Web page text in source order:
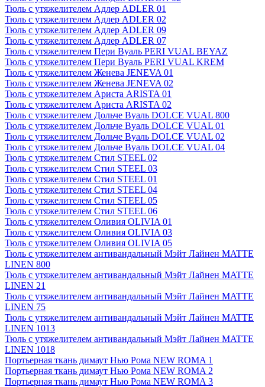
Тюль с утяжелителем Адлер ADLER 01
Тюль с утяжелителем Адлер ADLER 02
Тюль с утяжелителем Адлер ADLER 09
Тюль с утяжелителем Адлер ADLER 07
Тюль с утяжелителем Пери Вуаль PERI VUAL BEYAZ
Тюль с утяжелителем Пери Вуаль PERI VUAL KREM
Тюль с утяжелителем Женева JENEVA 01
Тюль с утяжелителем Женева JENEVA 02
Тюль с утяжелителем Ариста ARISTA 01
Тюль с утяжелителем Ариста ARISTA 02
Тюль с утяжелителем Дольче Вуаль DOLCE VUAL 800
Тюль с утяжелителем Дольче Вуаль DOLCE VUAL 01
Тюль с утяжелителем Дольче Вуаль DOLCE VUAL 02
Тюль с утяжелителем Дольче Вуаль DOLCE VUAL 04
Тюль с утяжелителем Стил STEEL 02
Тюль с утяжелителем Стил STEEL 03
Тюль с утяжелителем Стил STEEL 01
Тюль с утяжелителем Стил STEEL 04
Тюль с утяжелителем Стил STEEL 05
Тюль с утяжелителем Стил STEEL 06
Тюль с утяжелителем Оливия OLIVIA 01
Тюль с утяжелителем Оливия OLIVIA 03
Тюль с утяжелителем Оливия OLIVIA 05
Тюль с утяжелителем антивандальный Мэйт Лайнен MATTE
LINEN 800
Тюль с утяжелителем антивандальный Мэйт Лайнен MATTE
LINEN 21
Тюль с утяжелителем антивандальный Мэйт Лайнен MATTE
LINEN 75
Тюль с утяжелителем антивандальный Мэйт Лайнен MATTE
LINEN 1013
Тюль с утяжелителем антивандальный Мэйт Лайнен MATTE
LINEN 1018
Портьерная ткань димаут Нью Рома NEW ROMA 1
Портьерная ткань димаут Нью Рома NEW ROMA 2
Портьерная ткань димаут Нью Рома NEW ROMA 3